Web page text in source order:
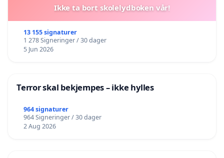
Ikke ta bort skolelydboken vår!
13 155 signaturer
1 278 Signeringer / 30 dager
5 Jun 2026
Terror skal bekjempes – ikke hylles
964 signaturer
964 Signeringer / 30 dager
2 Aug 2026